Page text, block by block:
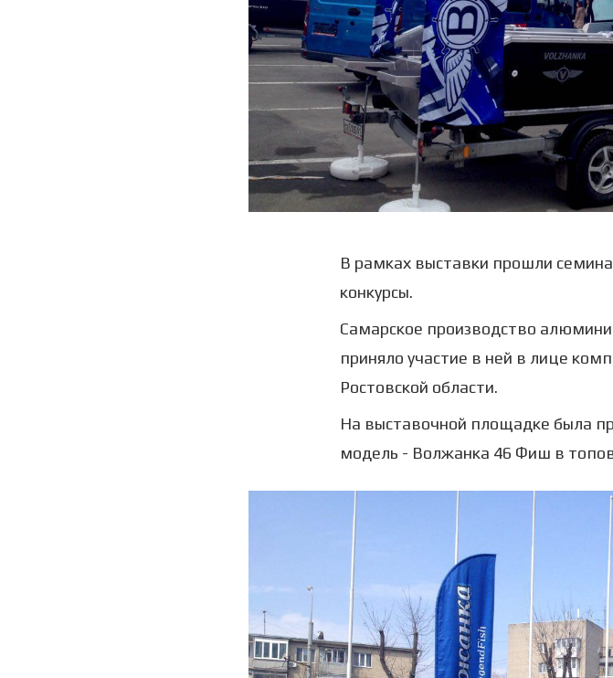
В рамках выставки прошли
конкурсы.
Самарское производство
приняло участие в ней в лице
Ростовской области.
На выставочной площадке была
модель - Волжанка 46 Фиш в